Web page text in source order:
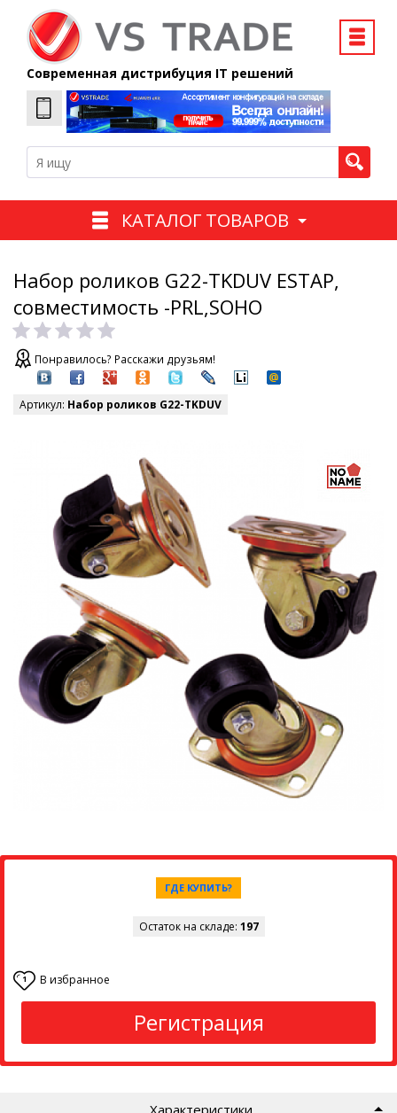
Современная дистрибуция IT решений
КАТАЛОГ ТОВАРОВ
Набор роликов G22-TKDUV ESTAP,
совместимость -PRL,SOHO
Понравилось? Расскажи друзьям!
Артикул: Набор роликов G22-TKDUV
ГДЕ КУПИТЬ?
Остаток на складе: 197
1 В избранное
Регистрация
Характеристики